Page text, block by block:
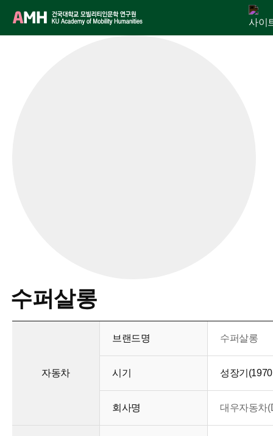
수퍼살롱
자동차
브랜드명 수퍼살롱
시기 성장기
회사명 대우자동차